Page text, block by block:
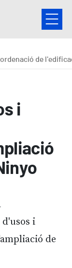
l'ampliació de l'edifici de Cal
i
d'usos i
de